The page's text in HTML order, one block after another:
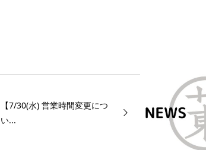
【7/30(水) 営業時間変更につ
い...